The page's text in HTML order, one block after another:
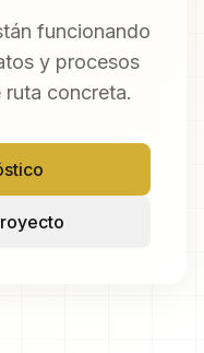
funcionando
y procesos
ruta concreta.